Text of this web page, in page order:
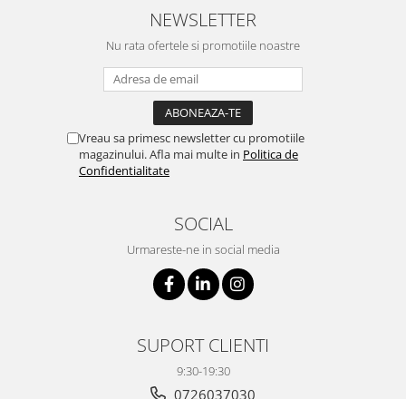
NEWSLETTER
Nu rata ofertele si promotiile noastre
Vreau sa primesc newsletter cu promotiile
magazinului. Afla mai multe in Politica de
Confidentialitate
SOCIAL
Urmareste-ne in social media
SUPORT CLIENTI
9:30-19:30
0726037030